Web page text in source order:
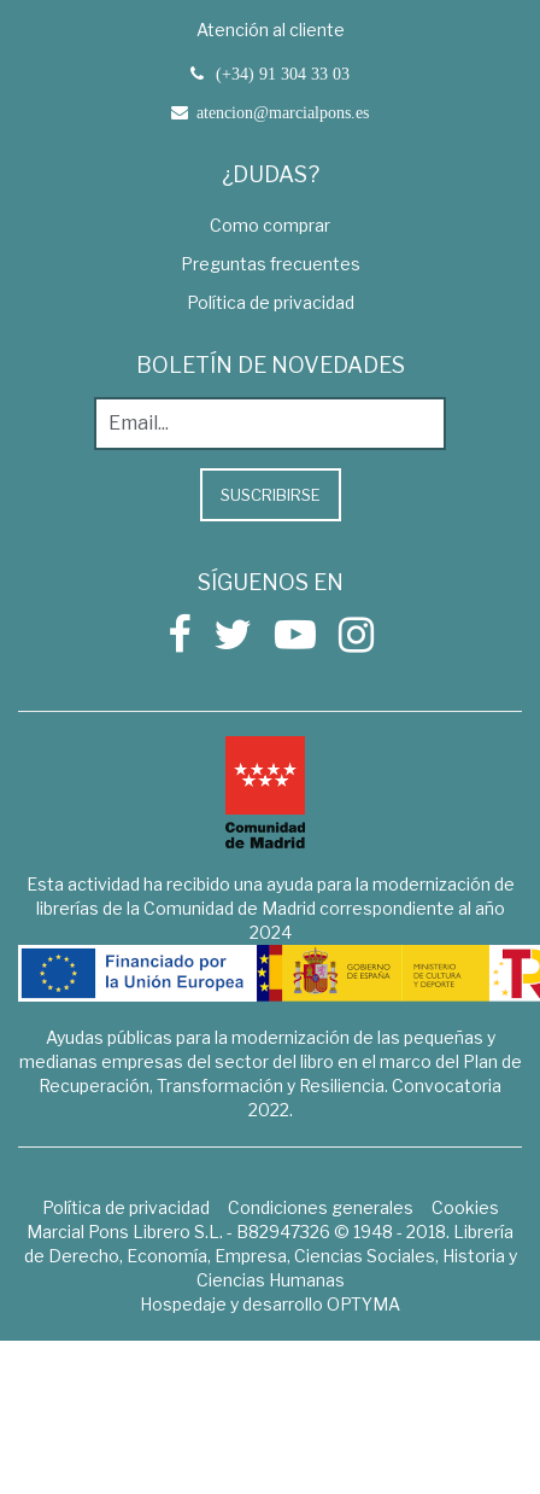
Atención al cliente
(+34) 91 304 33 03
atencion@marcialpons.es
¿DUDAS?
Como comprar
Preguntas frecuentes
Política de privacidad
BOLETÍN DE NOVEDADES
SUSCRIBIRSE
SÍGUENOS EN
Esta actividad ha recibido una ayuda para la modernización de
librerías de la Comunidad de Madrid correspondiente al año
2024
Ayudas públicas para la modernización de las pequeñas y
medianas empresas del sector del libro en el marco del Plan de
Recuperación, Transformación y Resiliencia. Convocatoria
2022.
Política de privacidad Condiciones generales
Cookies
Marcial Pons Librero S.L. - B82947326 © 1948 - 2018. Librería
de Derecho, Economía, Empresa, Ciencias Sociales, Historia y
Ciencias Humanas
Hospedaje y desarrollo OPTYMA